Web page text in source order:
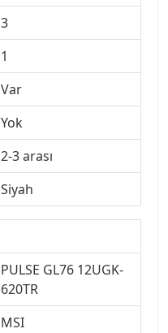
3
1
Var
Yok
2-3 arası
Siyah
PULSE GL76 12UGK-
620TR
MSI